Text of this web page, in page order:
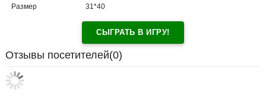
Размер 31*40
СЫГРАТЬ В ИГРУ!
Отзывы посетителей(0)